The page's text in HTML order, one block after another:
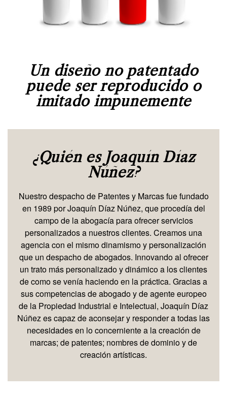
Un diseño no patentado
puede ser reproducido o
imitado impunemente
¿Quién es Joaquín Díaz
Núñez?
Nuestro despacho de Patentes y Marcas fue fundado
en 1989 por Joaquín Díaz Núñez, que procedía del
campo de la abogacía para ofrecer servicios
personalizados a nuestros clientes. Creamos una
agencia con el mismo dinamismo y personalización
que un despacho de abogados. Innovando al ofrecer
un trato más personalizado y dinámico a los clientes
de como se venía haciendo en la práctica. Gracias a
sus competencias de abogado y de agente europeo
de la Propiedad Industrial e Intelectual, Joaquín Díaz
Núñez es capaz de aconsejar y responder a todas las
necesidades en lo concerniente a la creación de
marcas; de patentes; nombres de dominio y de
creación artísticas.